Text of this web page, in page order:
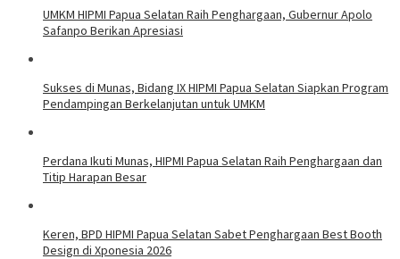
UMKM HIPMI Papua Selatan Raih Penghargaan, Gubernur Apolo
Safanpo Berikan Apresiasi
Sukses di Munas, Bidang IX HIPMI Papua Selatan Siapkan Program
Pendampingan Berkelanjutan untuk UMKM
Perdana Ikuti Munas, HIPMI Papua Selatan Raih Penghargaan dan
Titip Harapan Besar
Keren, BPD HIPMI Papua Selatan Sabet Penghargaan Best Booth
Design di Xponesia 2026